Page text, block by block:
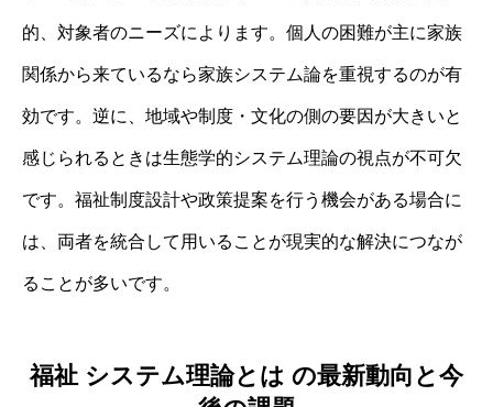
的、対象者のニーズによります。個人の困難が主に家族
関係から来ているなら家族システム論を重視するのが有
効です。逆に、地域や制度・文化の側の要因が大きいと
感じられるときは生態学的システム理論の視点が不可欠
です。福祉制度設計や政策提案を行う機会がある場合に
は、両者を統合して用いることが現実的な解決につなが
ることが多いです。
福祉 システム理論とは の最新動向と今